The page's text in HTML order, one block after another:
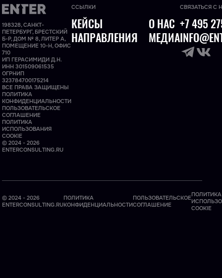
198328, САНКТ-
ПЕТЕРБУРГ, БРЕСТСКИЙ
Б-Р, ДОМ № 8, ЛИТЕР А,
ПОМЕЩЕНИЕ 10-Н, ОФИС
710
ИП ГЕРАСИМИДИ Д.Н.
ИНН 301509061535
ОГРНИП
323784700175214
ВСЕ ПРАВА ЗАЩИЩЕНЫ
ПОЛИТИКА
КОНФИДЕНЦИАЛЬНОСТИ
ПОЛЬЗОВАТЕЛЬСКОЕ
СОГЛАШЕНИЕ
ПОЛИТИКА
ИСПОЛЬЗОВАНИЯ
COOKIE
© 2024 - 2026
ENTERCONSULTING.RU
ССЫЛКИ
КЕЙСЫ
НАПРАВЛЕНИЯ
О НАС
МЕДИА
СВЯЗАТЬСЯ С
+7 495
© 2024 - 2026
ENTERCONSULTING.RU
ПОЛИТИКА
КОНФИДЕНЦИАЛЬНОСТИ
ПОЛЬЗОВАТЕЛЬСКОЕ
СОГЛАШЕНИЕ
ПОЛИТИКА
COOKIE